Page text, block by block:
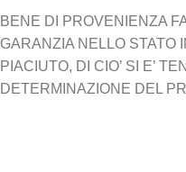
BENE DI PROVENIENZA
GARANZIA NELLO STATO
PIACIUTO, DI CIO’ SI E’
DETERMINAZIONE DEL